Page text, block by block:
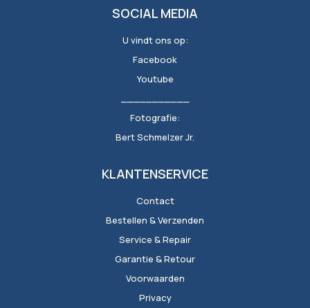
SOCIAL MEDIA
U vindt ons op:
Facebook
Youtube
Fotografie:
Bert Schmelzer Jr.
KLANTENSERVICE
Contact
Bestellen & Verzenden
Service & Repair
Garantie & Retour
Voorwaarden
Privacy